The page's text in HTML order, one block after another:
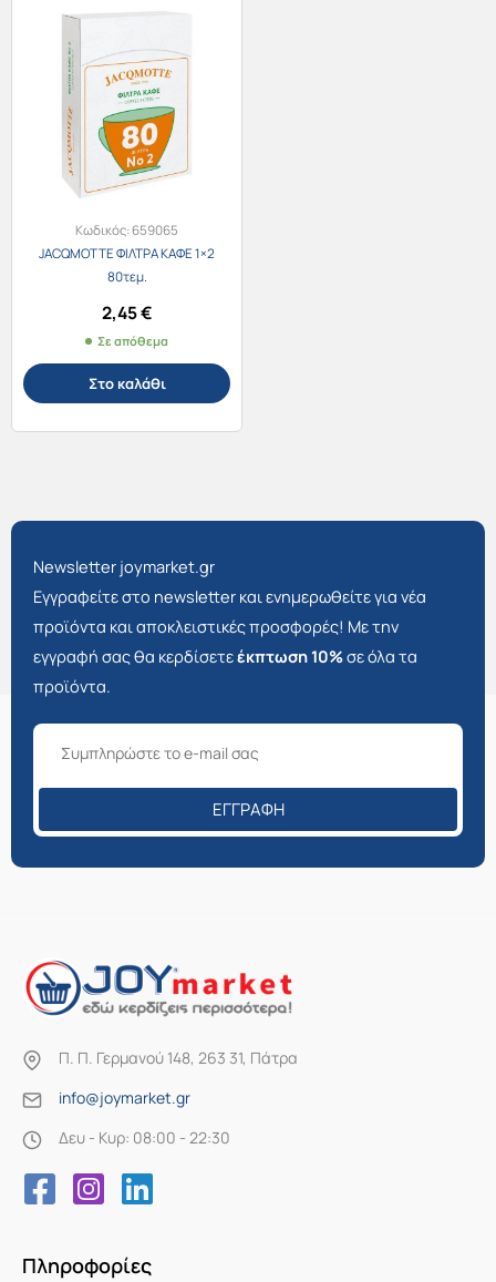
Κωδικός:659065
JACQMOTTE ΦΙΛΤΡΑ ΚΑΦΕ 1×2
80τεμ.
2,45€
Σε απόθεμα
Στο καλάθι
Newsletter joymarket.gr
Εγγραφείτε στο newsletter και ενημερωθείτε για νέα
προϊόντα και αποκλειστικές προσφορές! Με την
εγγραφή σας θα κερδίσετεέκπτωση 10%σε όλα τα
προϊόντα.
ΕΓΓΡΑΦΉ
Π. Π. Γερμανού 148, 263 31, Πάτρα
info@joymarket.gr
Δευ - Κυρ: 08:00 - 22:30
Πληροφορίες